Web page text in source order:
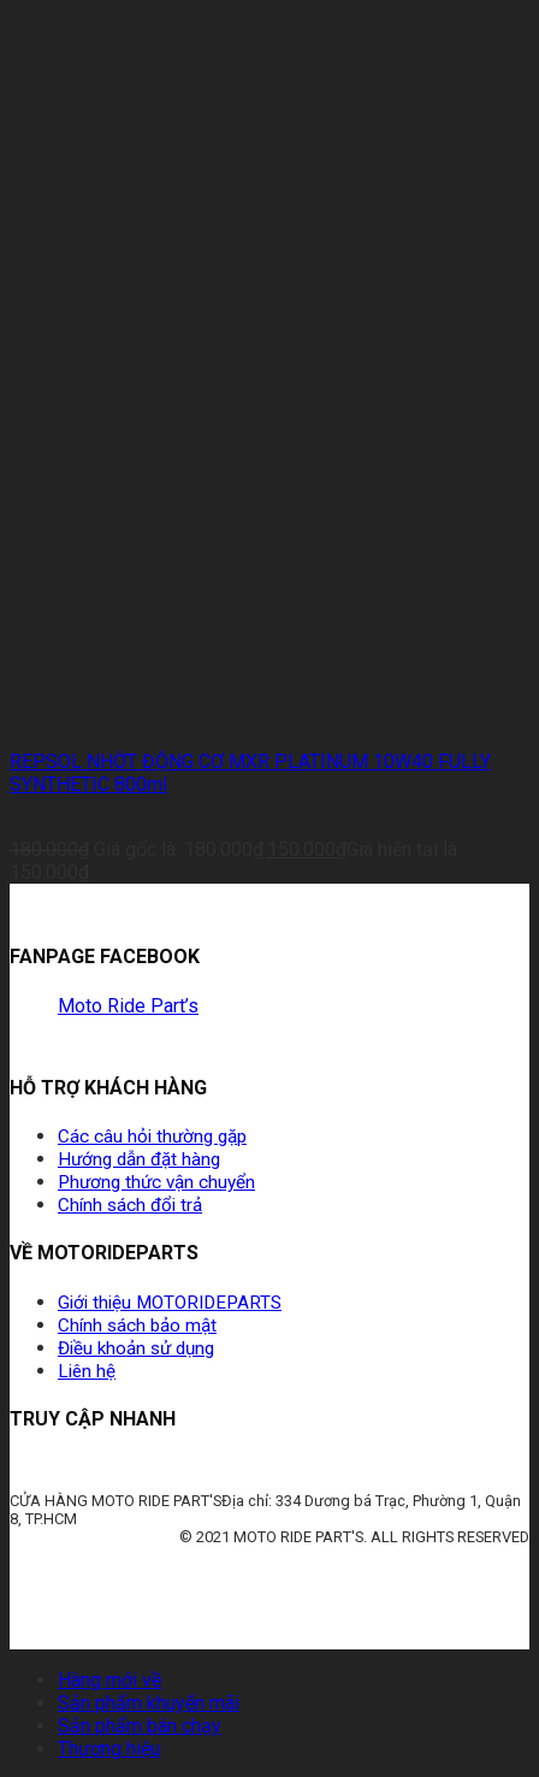
REPSOL NHỚT ĐỘNG CƠ MXR PLATINUM 10W40 FULLY
SYNTHETIC 800ml
FANPAGE FACEBOOK
Moto Ride Part’s
HỖ TRỢ KHÁCH HÀNG
Các câu hỏi thường gặp
Hướng dẫn đặt hàng
Phương thức vận chuyển
Chính sách đổi trả
VỀ MOTORIDEPARTS
Giới thiệu MOTORIDEPARTS
Chính sách bảo mật
Điều khoản sử dụng
Liên hệ
TRUY CẬP NHANH
CỬA HÀNG MOTO RIDE PART'SĐịa chỉ: 334 Dương bá Trạc, Phường 1, Quận
8, TP.HCM
© 2021 MOTO RIDE PART'S. ALL RIGHTS RESERVED
Hàng mới về
Sản phẩm khuyến mãi
Sản phẩm bán chạy
Thương hiệu